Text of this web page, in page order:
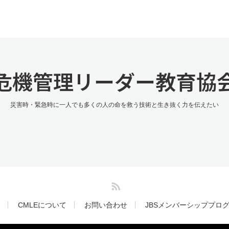
機管理リーダー教育協
災害時・緊急時に一人でも多くの人の命を救う技術と生き抜く力を伝えたい
CMLEについて お問い合わせ JBSメンバーシッププロ